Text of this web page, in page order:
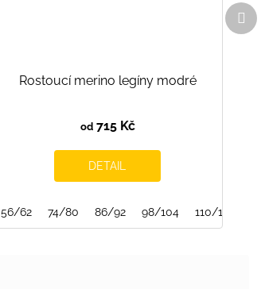
Rostoucí merino legíny modré
od715 Kč
DETAIL
56/62 74/80 86/92 98/104 110/116